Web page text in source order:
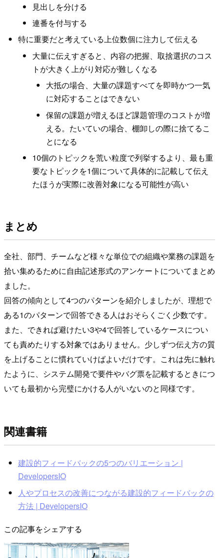
見出しを分ける
連番を付与する
特に重要だと考えている上位数個に注力して伝える
大量に伝えすぎると、内容の把握、取捨選択のコス
トが大きく上がり対応が難しくなる
大抵の場合、大量の課題すべてを即時かつ一気
に対応することはできない
保留の課題が増えるほど課題管理のコストが増
える。たいていの場合、棚卸しの際に捨てるこ
とになる
10個のトピックを荒い粒度で列挙するより、最も重
要なトピックを1個について具体的に記載して伝え
たほうが実際に改善対象になる可能性が高い
まとめ
全社、部門、チームなど様々な単位での組織や業務の課題を
拾い集めるために自由記述形式のアンケートについてまとめ
ました。
回答の傾向として4つのパターンを紹介しましたが、理想で
ある1のパターンで回答できる人はおそらくごく少数です。
また、できれば避けたい3や4で回答しているケースについ
ても責めたりする対象ではありません。少しずつ伝え方の質
を上げることに慣れていけばよいだけです。これは先に触れ
たように、システム開発で要件やバグ票を記載するときにつ
いても最初から完璧にかける人がいないのと同様です。
関連書籍
建設的フィードバックの5つのバリエーション |
DevelopersIO
人やプロセスの改善につながる建設的フィードバックの
方法 | DevelopersIO
この記事をシェアする